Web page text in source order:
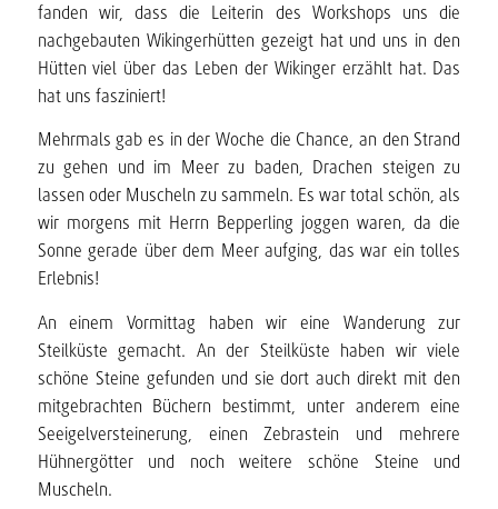
fanden wir, dass die Leiterin des Workshops uns die
nachgebauten Wikingerhütten gezeigt hat und uns in den
Hütten viel über das Leben der Wikinger erzählt hat. Das
hat uns fasziniert!
Mehrmals gab es in der Woche die Chance, an den Strand
zu gehen und im Meer zu baden, Drachen steigen zu
lassen oder Muscheln zu sammeln. Es war total schön, als
wir morgens mit Herrn Bepperling joggen waren, da die
Sonne gerade über dem Meer aufging, das war ein tolles
Erlebnis!
An einem Vormittag haben wir eine Wanderung zur
Steilküste gemacht. An der Steilküste haben wir viele
schöne Steine gefunden und sie dort auch direkt mit den
mitgebrachten Büchern bestimmt, unter anderem eine
Seeigelversteinerung, einen Zebrastein und mehrere
Hühnergötter und noch weitere schöne Steine und
Muscheln.